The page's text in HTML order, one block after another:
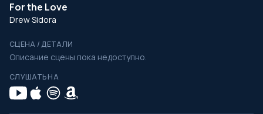
For the Love
Drew Sidora
СЦЕНА / ДЕТАЛИ
Описание сцены пока недоступно.
СЛУШАТЬ НА